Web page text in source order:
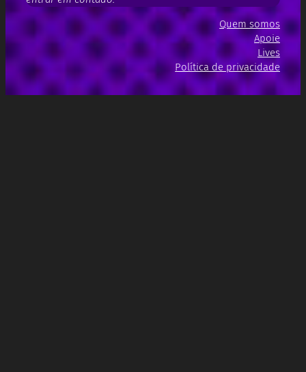
Quem somos
Apoie
Lives
Política de privacidade